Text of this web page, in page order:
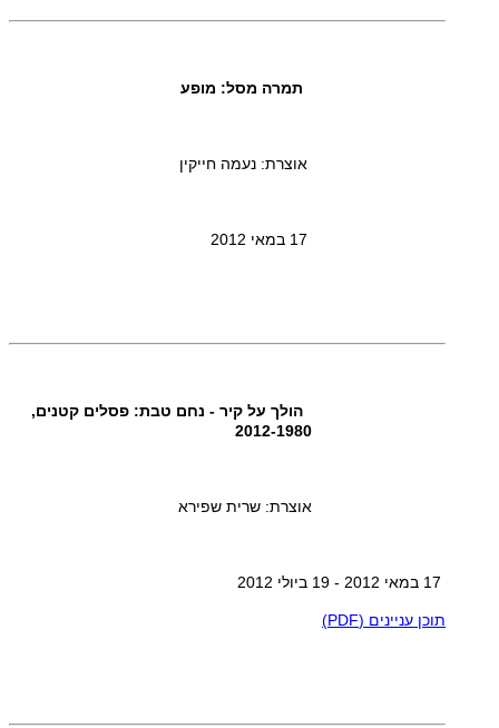
תמרה מסל: מופע
אוצרת: נעמה חייקין
הולך על קיר - נחם טבת: פסלים קטנים,
2012-1980
אוצרת: שרית שפירא
תוכן עניינים (PDF)